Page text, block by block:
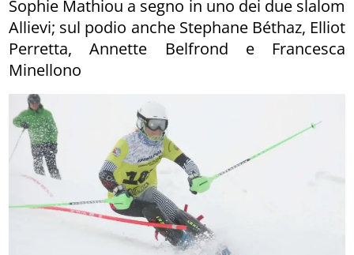
Sophie Mathiou a segno in uno dei due slalom
Allievi; sul podio anche Stephane Béthaz, Elliot
Perretta, Annette Belfrond e Francesca
Minellono